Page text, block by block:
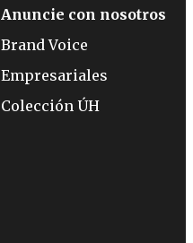
Anuncie con nosotros
Brand Voice
Empresariales
Colección ÚH